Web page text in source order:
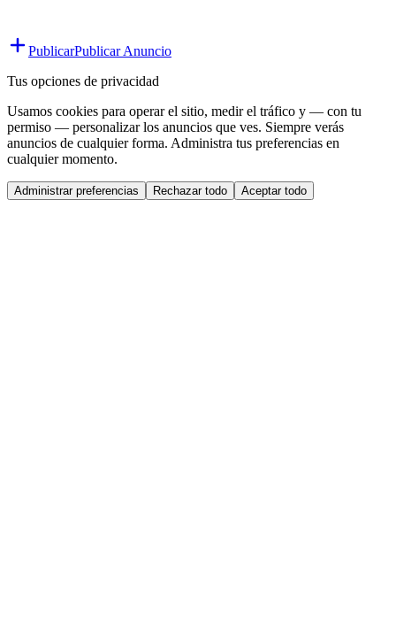
PublicarPublicar Anuncio
Tus opciones de privacidad
Usamos cookies para operar el sitio, medir el tráfico y — con tu
permiso — personalizar los anuncios que ves. Siempre verás
anuncios de cualquier forma. Administra tus preferencias en
cualquier momento.
Administrar preferencias Rechazar todo Aceptar todo